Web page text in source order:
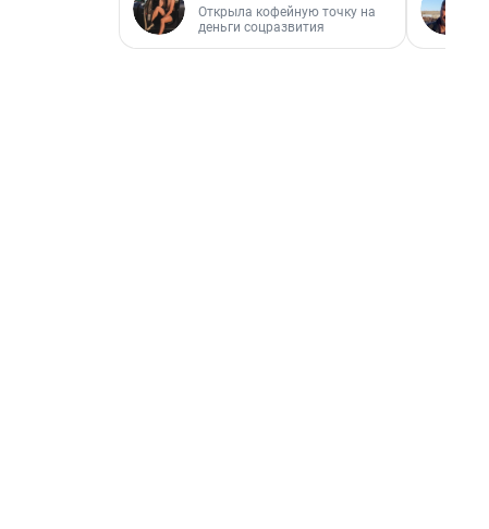
Открыла кофейную точку на
деньги соцразвития